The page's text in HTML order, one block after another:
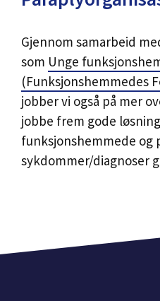
Gjennom samarbeid
som Unge
(Funksjonshemmedes
jobber vi også på mer
jobbe frem gode
funksjonshemmede og
sykdommer/diagnoser